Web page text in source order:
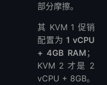
部分摩擦。
其 KVM 1 促销
配置为 1 vCPU
+ 4GB RAM ；
KVM 2 才是 2
vCPU + 8GB。